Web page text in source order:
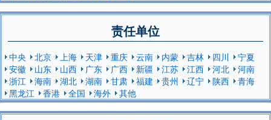
责任单位
中央 北京 上海 天津 重庆 云南 内蒙 吉林 四川
宁夏
安徽
山东 山西 广东 广西 新疆 江苏 江西 河北
河南
浙江
海南 湖北 湖南 甘肃 福建 贵州 辽宁 陕西
青海
黑龙江
香港 全国 海外 其他